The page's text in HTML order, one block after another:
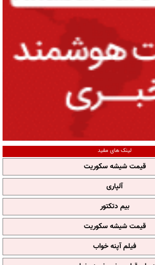
لینک های مفید
قیمت شیشه سکوریت
آلپاری
بیم دتکتور
قیمت شیشه سکوریت
فیلم آپنه خواب